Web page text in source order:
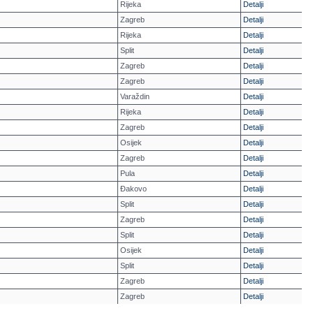
Rijeka
Detalji
Zagreb
Detalji
Rijeka
Detalji
Split
Detalji
Zagreb
Detalji
Zagreb
Detalji
Varaždin
Detalji
Rijeka
Detalji
Zagreb
Detalji
Osijek
Detalji
Zagreb
Detalji
Pula
Detalji
Đakovo
Detalji
Split
Detalji
Zagreb
Detalji
Split
Detalji
Osijek
Detalji
Split
Detalji
Zagreb
Detalji
Zagreb
Detalji